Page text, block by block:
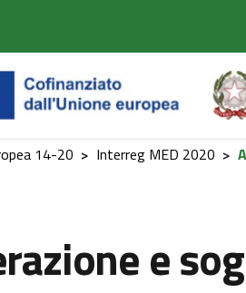
14-20 > Interreg MED 2020 >
e